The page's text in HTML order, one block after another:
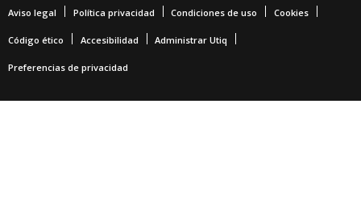
Aviso legal Política privacidad Condiciones de uso Cookies
Código ético Accesibilidad Administrar Utiq
Preferencias de privacidad